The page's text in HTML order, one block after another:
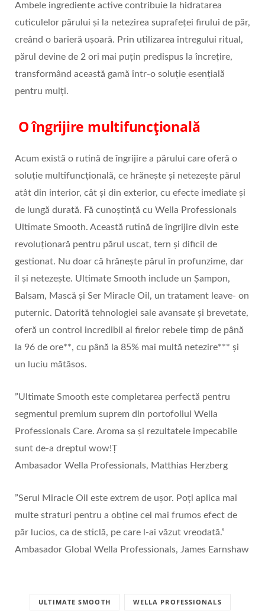
Ambele ingrediente active contribuie la hidratarea
cuticulelor părului și la netezirea suprafeței firului de păr,
creând o barieră ușoară. Prin utilizarea întregului ritual,
părul devine de 2 ori mai puțin predispus la încrețire,
transformând această gamă într-o soluție esențială
pentru mulți.
O îngrijire multifuncțională
Acum există o rutină de îngrijire a părului care oferă o
soluție multifuncțională, ce hrănește și netezește părul
atât din interior, cât și din exterior, cu efecte imediate și
de lungă durată. Fă cunoștință cu Wella Professionals
Ultimate Smooth. Această rutină de îngrijire divin este
revoluţionară pentru părul uscat, tern și dificil de
gestionat. Nu doar că hrănește părul în profunzime, dar
îl și netezește. Ultimate Smooth include un Șampon,
Balsam, Mască și Ser Miracle Oil, un tratament leave- on
puternic. Datorită tehnologiei sale avansate și brevetate,
oferă un control incredibil al firelor rebele timp de până
la 96 de ore**, cu până la 85% mai multă netezire*** și
un luciu mătăsos.
”Ultimate Smooth este completarea perfectă pentru
segmentul premium suprem din portofoliul Wella
Professionals Care. Aroma sa și rezultatele impecabile
sunt de-a dreptul wow!Ț
Ambasador Wella Professionals, Matthias Herzberg
”Serul Miracle Oil este extrem de ușor. Poți aplica mai
multe straturi pentru a obține cel mai frumos efect de
păr lucios, ca de sticlă, pe care l-ai văzut vreodată.”
Ambasador Global Wella Professionals, James Earnshaw
ULTIMATE SMOOTH WELLA PROFESSIONALS